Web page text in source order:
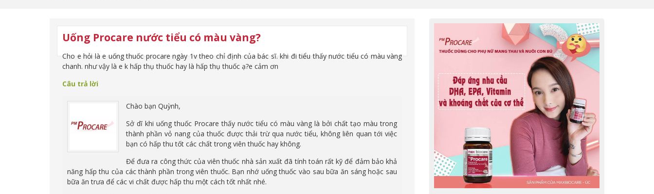
Uống Procare nước tiểu có màu vàng?
Cho e hỏi là e uống thuốc procare ngày 1v theo chỉ định của bác sĩ. khi đi tiểu thấy nước tiểu có màu vàng
chanh. như vậy là e k hấp thụ thuốc hay là hấp thụ thuốc ạ?e cảm ơn
Câu trả lời
Chào bạn Quỳnh,
Sở dĩ khi uống thuốc Procare thấy nước tiểu có màu vàng là bởi chất tạo màu trong
thành phần vỏ nang của thuốc được thải trừ qua nước tiểu, không liên quan tới việc
bạn có hấp thu tốt các chất trong viên thuốc hay không.
Để đưa ra công thức của viên thuốc nhà sản xuất đã tính toán rất kỹ để đảm bảo khả
năng hấp thu của các thành phần trong viên thuốc. Bạn nhớ uống thuốc vào sau bữa ăn sáng hoặc sau
bữa ăn trưa để các vi chất được hấp thu một cách tốt nhất nhé.